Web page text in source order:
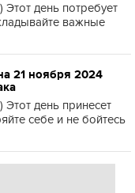
Этот день потребует
важные
21 ноября 2024
Этот день принесет
себе и не бойтесь